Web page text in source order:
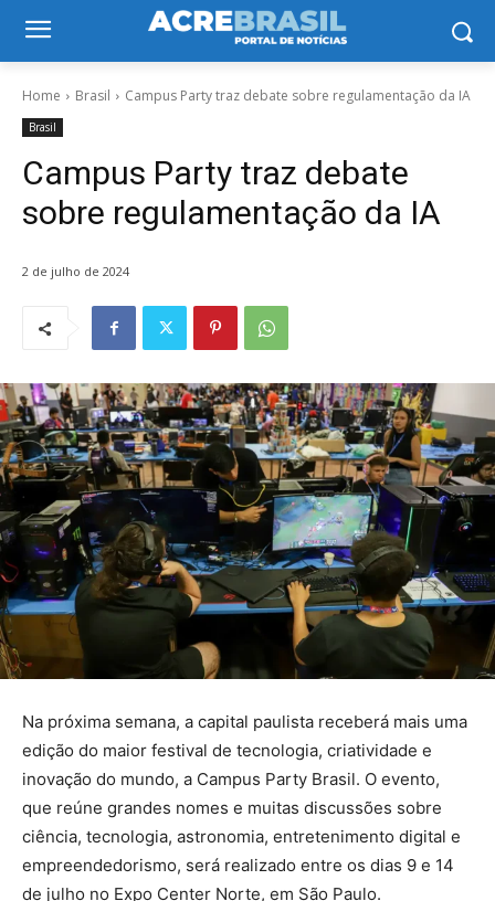
Home Brasil Campus Party traz debate sobre regulamentação da IA
Brasil
Campus Party traz debate
sobre regulamentação da IA
2 de julho de 2024
Na próxima semana, a capital paulista receberá mais uma
edição do maior festival de tecnologia, criatividade e
inovação do mundo, a Campus Party Brasil. O evento,
que reúne grandes nomes e muitas discussões sobre
ciência, tecnologia, astronomia, entretenimento digital e
empreendedorismo, será realizado entre os dias 9 e 14
de julho no Expo Center Norte, em São Paulo.